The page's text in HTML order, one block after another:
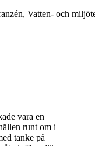
Vatten- och
vara en
runt om i
tanke på